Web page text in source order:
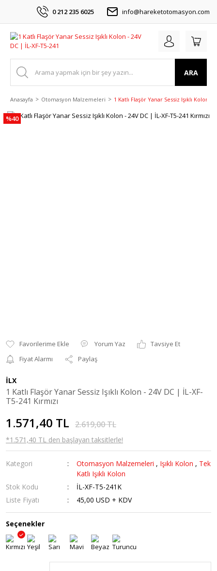
0 212 235 6025 info@hareketotomasyon.com
ARA
Anasayfa Otomasyon Malzemeleri 1 Katlı Flaşör Yanar Sessiz Işıklı Kolon -
%40
Yorum Yaz
Tavsiye Et
Fiyat Alarmı
Paylaş
İLX
1 Katlı Flaşör Yanar Sessiz Işıklı Kolon - 24V DC | İL-XF-
T5-241 Kırmızı
1.571,40 TL 2.619,00 TL
*1.571,40 TL den başlayan taksitlerle!
Kategori Otomasyon Malzemeleri , Işıklı Kolon , Tek
Katlı Işıklı Kolon
Stok Kodu
İL-XF-T5-241K
Liste Fiyatı
45,00 USD + KDV
Seçenekler